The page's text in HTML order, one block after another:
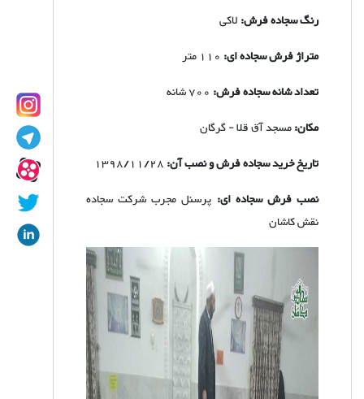
رنگ سجاده فرش:لاکی
متراژ فرش سجاده ای: 110 متر
تعداد شانه سجاده فرش:
مکان:مسجد آق قلا - گرگان
تاریخ خرید سجاده فرش و نصب آن:1398/11/28
نصب فرش سجاده ای: پرسنل مجرب شرکت سجاده
نقش کاشان